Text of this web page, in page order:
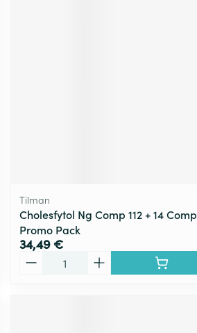
Tilman
Cholesfytol Ng Comp 112 + 14 Comp
Promo Pack
34,49 €